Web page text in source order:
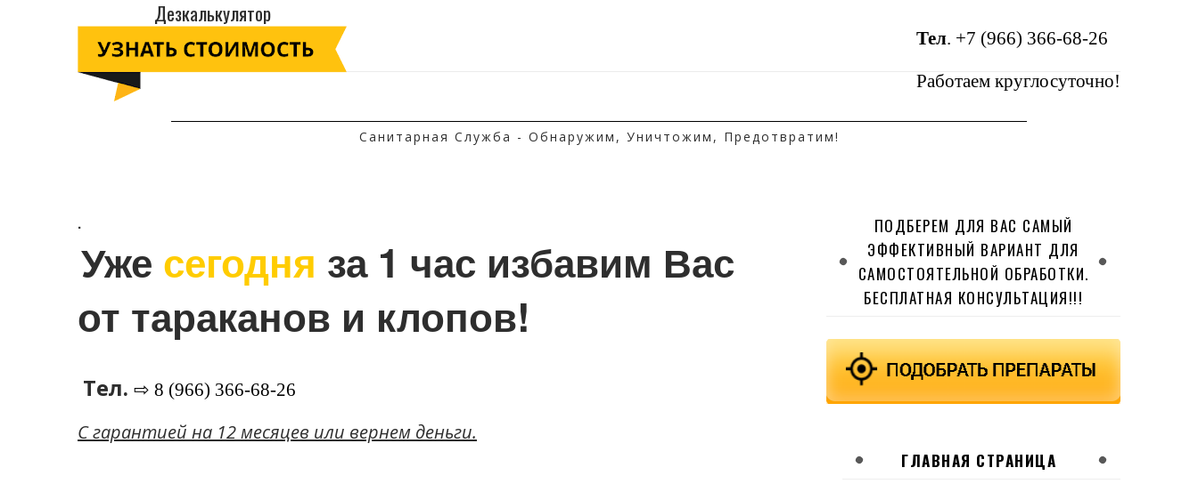
Дезкалькулятор
Тел. +7 (966) 366-68-26
Работаем круглосуточно!
Санитарная Служба - Обнаружим, Уничтожим, Предотвратим!
.
Уже сегодня за 1 час избавим Вас
от тараканов и клопов!
Тел. ⇨ 8 (966) 366-68-26
C гарантией на 12 месяцев или вернем деньги.
ПОДБЕРЕМ ДЛЯ ВАС САМЫЙ
ЭФФЕКТИВНЫЙ ВАРИАНТ ДЛЯ
САМОСТОЯТЕЛЬНОЙ ОБРАБОТКИ.
БЕСПЛАТНАЯ КОНСУЛЬТАЦИЯ!!!
ГЛАВНАЯ СТРАНИЦА